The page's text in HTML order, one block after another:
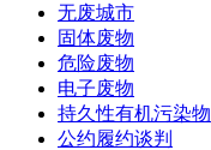
无废城市
固体废物
危险废物
电子废物
持久性有机污染物
公约履约谈判